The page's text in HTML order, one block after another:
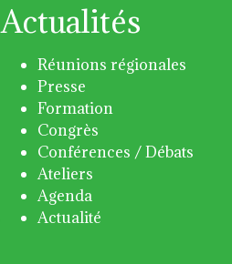
Actualités
Réunions régionales
Presse
Formation
Congrès
Conférences / Débats
Ateliers
Agenda
Actualité